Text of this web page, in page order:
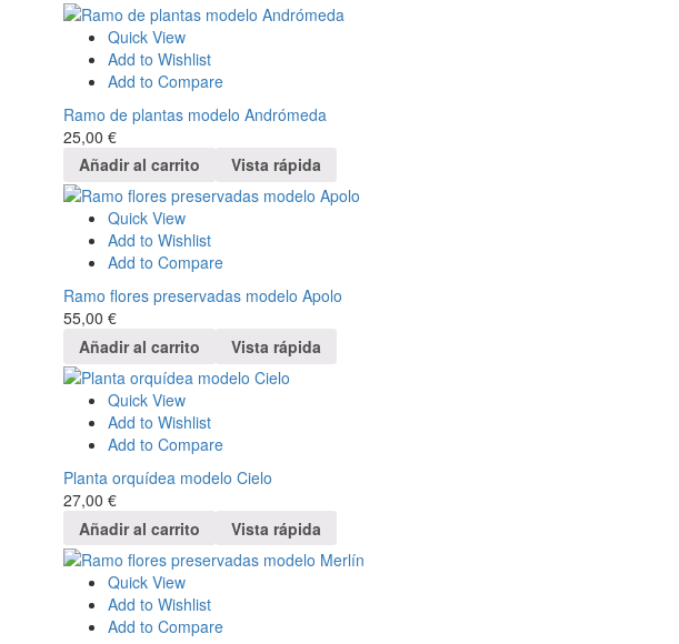
Quick View
Add to Wishlist
Add to Compare
Ramo de plantas modelo Andrómeda
25,00 €
Añadir al carrito
Vista rápida
Quick View
Add to Wishlist
Add to Compare
Ramo flores preservadas modelo Apolo
55,00 €
Añadir al carrito
Vista rápida
Quick View
Add to Wishlist
Add to Compare
Planta orquídea modelo Cielo
27,00 €
Añadir al carrito
Vista rápida
Quick View
Add to Wishlist
Add to Compare